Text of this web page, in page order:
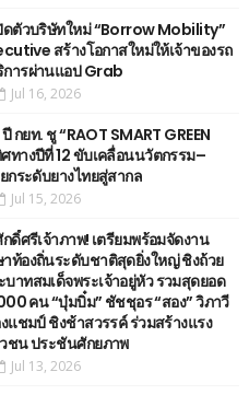
ดตัวบริษัทใหม่ “Borrow Mobility”
สร้างโอกาสใหม่ให้เจ้าของรถ
ารผ่านแอป Grab
Jul 16, 2026
กยท. ชู “RAOT SMART GREEN
ศทางปีที่ 12 ขับเคลื่อนนวัตกรรม–
กระดับยางไทยสู่สากล
Jul 15, 2026
ดิ์ศรีเจ้าภาพ! เตรียมพร้อมจัดงาน
ท้องถิ่นระดับชาติสุดยิ่งใหญ่ ชิงถ้วย
าทสมเด็จพระเจ้าอยู่หัว รวมสุดยอด
คน “บุ๋มบิ๋ม” ชัชชุอร “สอง” วิภาวี
แชมป์ ชิงช้าสวรรค์ ร่วมสร้างแรง
ชน ประชันศักยภาพ
Jul 13, 2026